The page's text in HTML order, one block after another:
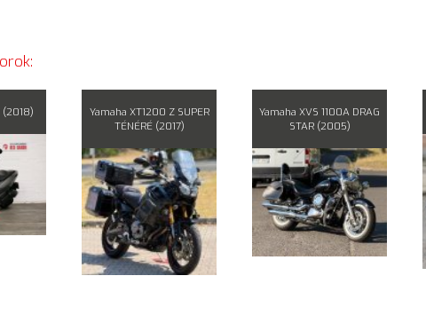
(2018)
Yamaha XT1200 Z SUPER
TÉNÉRÉ (2017)
Yamaha XVS 1100A DRAG
STAR (2005)